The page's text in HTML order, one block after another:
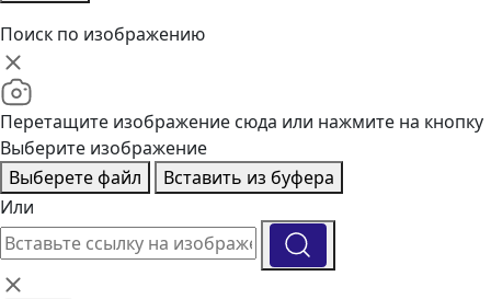
Поиск по изображению
Перетащите изображение сюда или нажмите на кнопку
Выберите изображение
Выберете файл
Вставить из буфера
Или